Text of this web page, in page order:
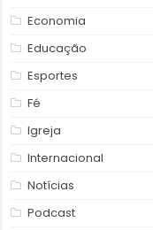
Economia
Educação
Esportes
Fé
Igreja
Internacional
Notícias
Podcast